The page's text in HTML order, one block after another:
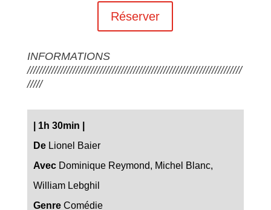
Réserver
INFORMATIONS
///////////////////////////////////////////////////////////////////////
/////
1h 30min
DeLionel Baier
AvecDominique Reymond, Michel Blanc,
William Lebghil
GenreComédie